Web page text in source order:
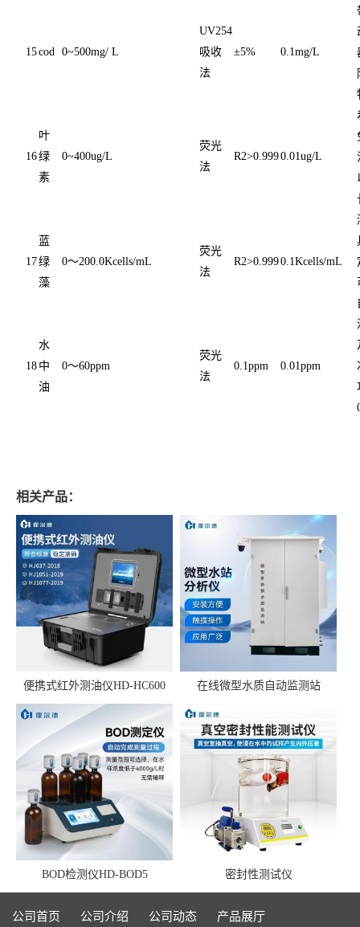
15cod 0~500mg/ L
UV254
吸收
法
±5% 0.1mg/L
16
叶
绿
素
0~400ug/L
荧光
法
R2>0.9990.01ug/L
17
蓝
绿
藻
0～200.0Kcells/mL
荧光
法
R2>0.9990.1Kcells/mL
18
水
中
油
0～60ppm
荧光
法
0.1ppm 0.01ppm
相关产品：
便携式红外测油仪HD-HC600 在线微型水质自动监测站
BOD检测仪HD-BOD5 密封性测试仪
公司首页 公司介绍 公司动态 产品展厅